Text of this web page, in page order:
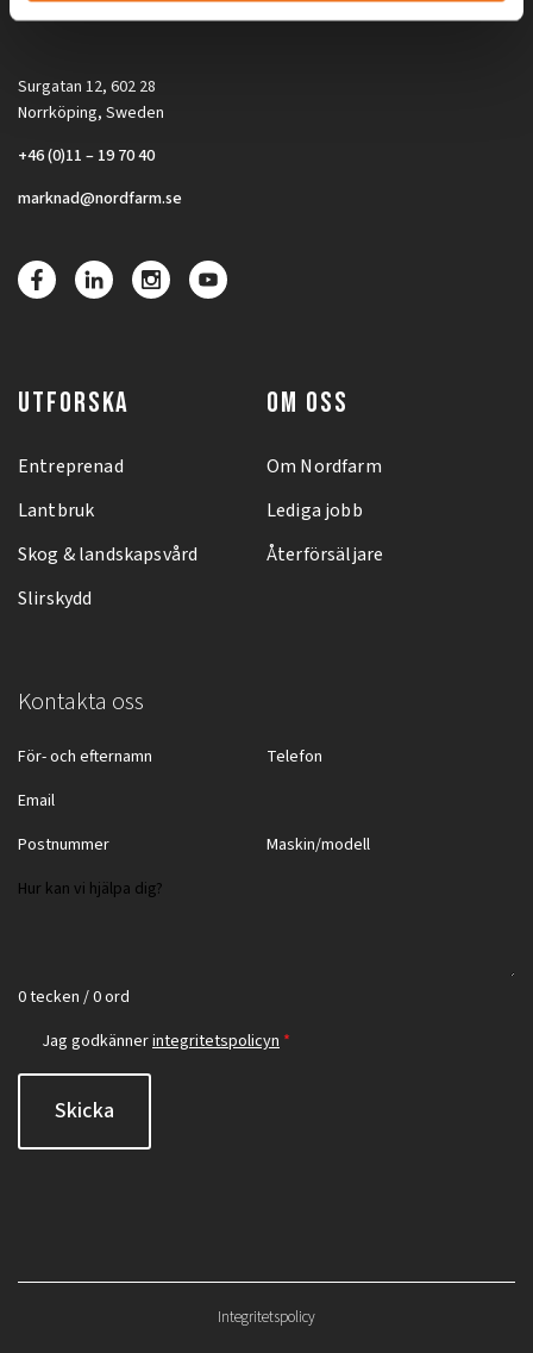
Surgatan 12, 602 28
Norrköping, Sweden
+46 (0)11 – 19 70 40
marknad@nordfarm.se
UTFORSKA
Entreprenad
Lantbruk
Skog & landskapsvård
Slirskydd
OM OSS
Om Nordfarm
Lediga jobb
Återförsäljare
Kontakta oss
0 tecken / 0 ord
Jag godkännerintegritetspolicyn *
Skicka
Integritetspolicy